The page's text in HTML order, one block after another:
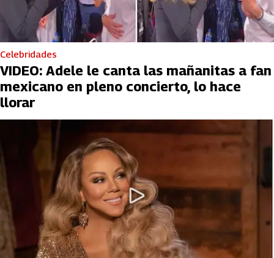
Celebridades
VIDEO: Adele le canta las mañanitas a fan
mexicano en pleno concierto, lo hace
llorar